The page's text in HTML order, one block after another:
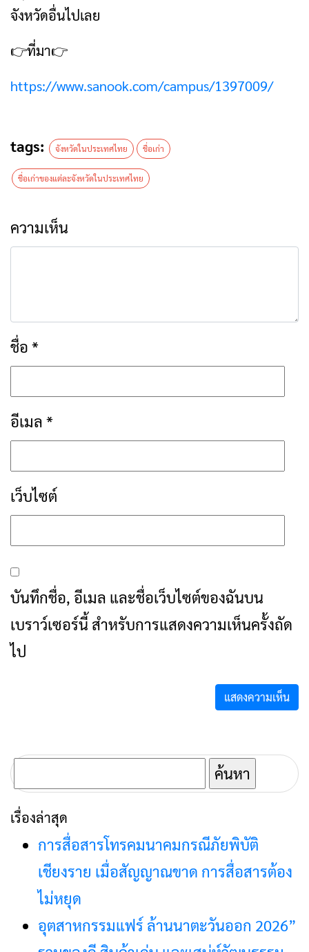
จังหวัดอื่นไปเลย
👉ที่มา👉
https://www.sanook.com/campus/1397009/
tags: จังหวัดในประเทศไทย ชื่อเก่า
ชื่อเก่าของแต่ละจังหวัดในประเทศไทย
ความเห็น
ชื่อ *
อีเมล *
เว็บไซต์
บันทึกชื่อ, อีเมล และชื่อเว็บไซต์ของฉันบน
เบราว์เซอร์นี้ สำหรับการแสดงความเห็นครั้งถัด
ไป
ค้นหา
สำหรับ:
เรื่องล่าสุด
การสื่อสารโทรคมนาคมกรณีภัยพิบัติ
เชียงราย เมื่อสัญญาณขาด การสื่อสารต้อง
ไม่หยุด
อุตสาหกรรมแฟร์ ล้านนาตะวันออก 2026”